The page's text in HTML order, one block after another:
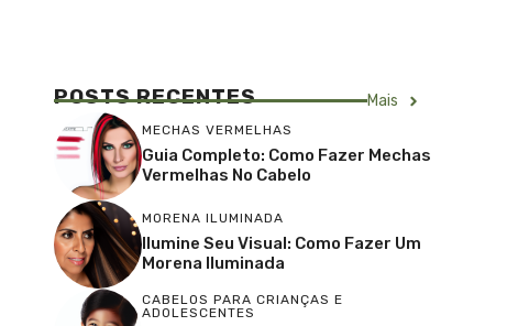
POSTS RECENTES Mais
MECHAS VERMELHAS
Guia Completo: Como Fazer Mechas
Vermelhas No Cabelo
MORENA ILUMINADA
Ilumine Seu Visual: Como Fazer Um
Morena Iluminada
CABELOS PARA CRIANÇAS E
ADOLESCENTES